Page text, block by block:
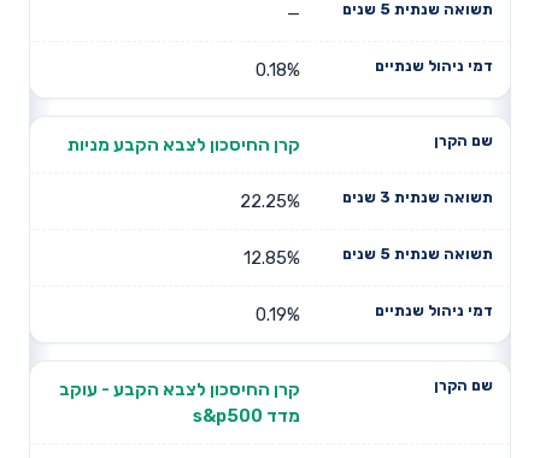
—
0.18%
קרן החיסכון לצבא הקבע מניות
22.25%
12.85%
0.19%
קרן החיסכון לצבא הקבע - עוקב
מדד s&p500